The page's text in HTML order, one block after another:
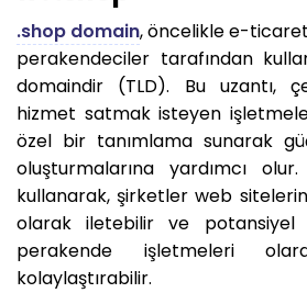
.shop domain, öncelikle e-
perakendeciler tarafından
domaindir (TLD). Bu uzantı,
hizmet satmak isteyen
özel bir tanımlama sunarak
oluşturmalarına yardımcı
kullanarak, şirketler web
olarak iletebilir ve potansiyel
perakende işletmeleri
kolaylaştırabilir.